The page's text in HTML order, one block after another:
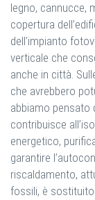
legno, cannucce,
copertura
dell’impianto
verticale che
anche in città.
che avrebbero
abbiamo pensato
contribuisce
energetico,
garantire
riscaldamento,
fossili, è